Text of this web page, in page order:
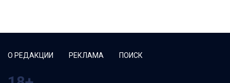
О РЕДАКЦИИ РЕКЛАМА ПОИСК